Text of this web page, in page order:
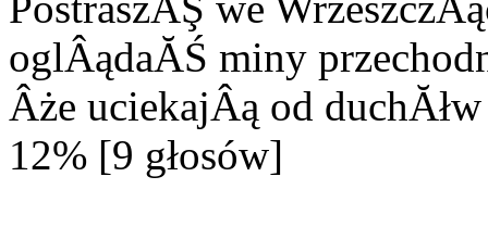
oglÂądaĂŚ miny
Âże uciekajÂą od
12% [9 głosów]